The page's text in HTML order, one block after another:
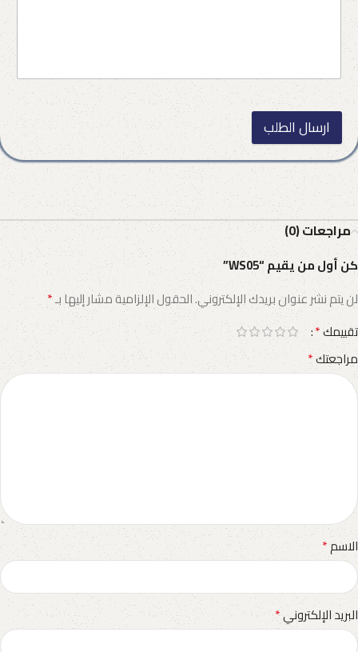
ارسال الطلب
مراجعات (0)
كن أول من يقيم “WS05”
لن يتم نشر عنوان بريدك الإلكتروني.الحقول الإلزامية مشار إليها بـ*
تقييمك*
مراجعتك*
الاسم*
البريد الإلكتروني*